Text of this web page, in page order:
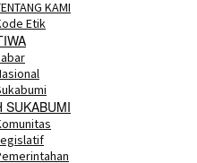
KAMI
Etik
SUKABUMI